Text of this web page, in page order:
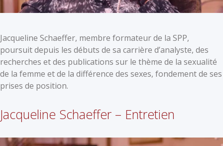
Jacqueline Schaeffer, membre formateur de la SPP,
poursuit depuis les débuts de sa carrière d’analyste, des
recherches et des publications sur le thème de la sexualité
de la femme et de la différence des sexes, fondement de ses
prises de position.
Jacqueline Schaeffer – Entretien